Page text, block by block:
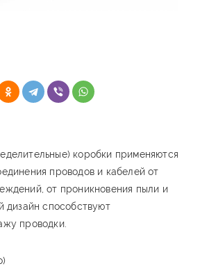
коробки применяются
проводов и кабелей от
от проникновения пыли и
дизайн способствуют
проводки.